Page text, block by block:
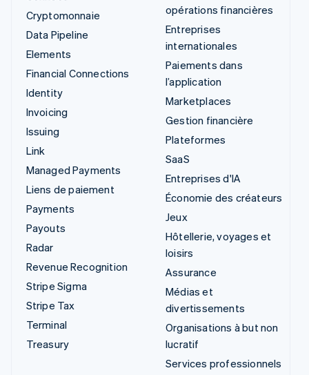
Cryptomonnaie
Data Pipeline
Elements
Financial Connections
Identity
Invoicing
Issuing
Link
Managed Payments
Liens de paiement
Payments
Payouts
Radar
Revenue Recognition
Stripe Sigma
Stripe Tax
Terminal
Treasury
opérations financières
Entreprises
internationales
Paiements dans
l’application
Marketplaces
Gestion financière
Plateformes
SaaS
Entreprises d'IA
Économie des créateurs
Jeux
Hôtellerie, voyages et
loisirs
Assurance
Médias et
divertissements
Organisations à but non
lucratif
Services professionnels